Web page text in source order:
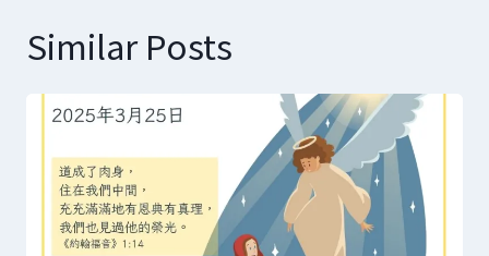
Similar Posts